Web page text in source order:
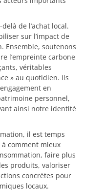
de l’achat local.
sur l’impact de
Ensemble, soutenons
l’empreinte carbone
véritables
» au quotidien. Ils
en
personnel,
ainsi notre identité
il est temps
comment mieux
faire plus
produits, valoriser
concrètes pour
locaux.